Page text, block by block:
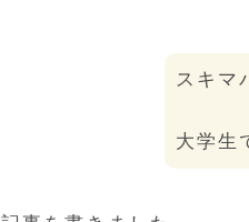
スキマ
大学生